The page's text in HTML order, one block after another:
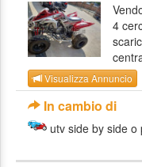
4
Visualizza Annuncio
In cambio di
utv side by side